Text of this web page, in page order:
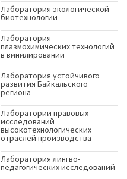
Лаборатория экологической
биотехнологии
Лаборатория
плазмохимических технологий
в винилировании
Лаборатория устойчивого
развития Байкальского
региона
Лаборатории правовых
исследований
высокотехнологических
отраслей производства
Лаборатория лингво-
педагогических исследований